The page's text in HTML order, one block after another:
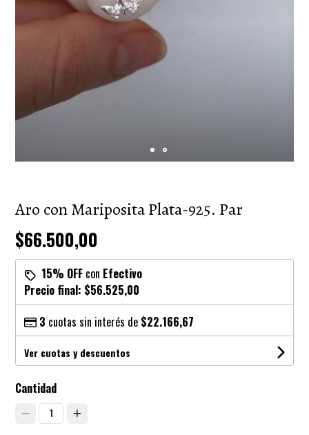
Aro con Mariposita Plata-925. Par
$66.500,00
15% OFF con Efectivo
Precio final: $56.525,00
3 cuotas sin interés de $22.166,67
Ver cuotas y descuentos
Cantidad
1